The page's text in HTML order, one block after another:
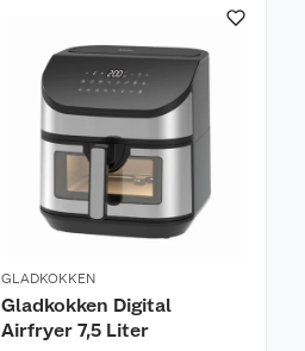
GLADKOKKEN
Gladkokken Digital
Airfryer 7,5 Liter